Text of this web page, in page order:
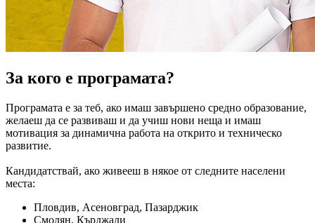
За кого е програмата?
Програмата е за теб, ако имаш завършено средно образование,
желаеш да се развиваш и да учиш нови неща и имаш
мотивация за динамична работа на открито и техническо
развитие.
Кандидатствай, ако живееш в някое от следните населени
места:
Пловдив, Асеновград, Пазарджик
Смолян, Кърджали